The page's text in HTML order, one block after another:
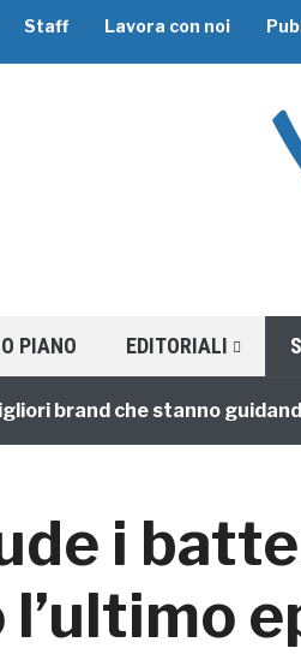
Staff Lavora con noi
PIANO EDITORIALI
brand che stanno guidando il
i
l’ultimo